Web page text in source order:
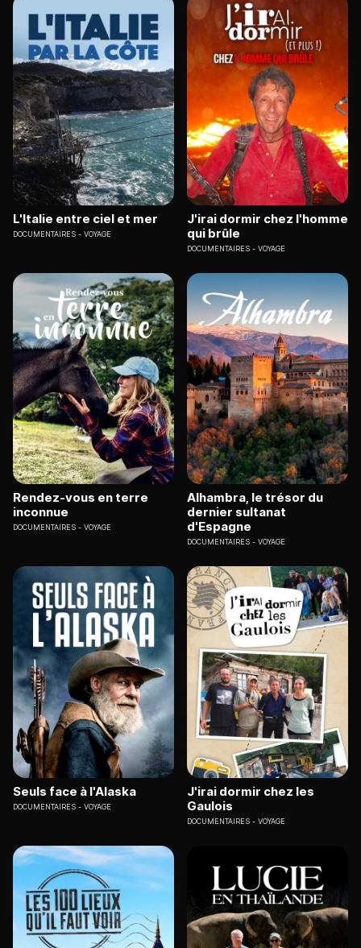
L'Italie entre ciel et mer
DOCUMENTAIRES VOYAGE
J'irai dormir chez l'homme
qui brûle
DOCUMENTAIRES VOYAGE
Rendez-vous en terre
inconnue
DOCUMENTAIRES VOYAGE
Alhambra, le trésor du
dernier sultanat
d'Espagne
DOCUMENTAIRES VOYAGE
Seuls face à l'Alaska
DOCUMENTAIRES VOYAGE
J'irai dormir chez les
Gaulois
DOCUMENTAIRES VOYAGE